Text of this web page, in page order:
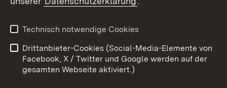
Barrierefreiheit
Benutzungshinweise
Impressum
Cookies
Technisch notwendige Cookies
Drittanbieter-Cookies (Social-Media-Elemente von
Facebook, X / Twitter und Google werden auf der
gesamten Webseite aktiviert.)